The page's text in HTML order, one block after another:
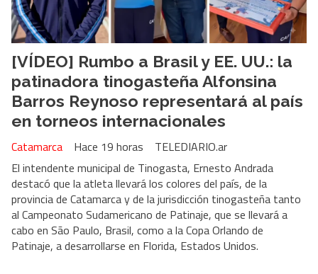
[VÍDEO] Rumbo a Brasil y EE. UU.: la
patinadora tinogasteña Alfonsina
Barros Reynoso representará al país
en torneos internacionales
TELEDIARIO.ar
Catamarca
Hace 19 horas
El intendente municipal de Tinogasta, Ernesto Andrada
destacó que la atleta llevará los colores del país, de la
provincia de Catamarca y de la jurisdicción tinogasteña tanto
al Campeonato Sudamericano de Patinaje, que se llevará a
cabo en São Paulo, Brasil, como a la Copa Orlando de
Patinaje, a desarrollarse en Florida, Estados Unidos.